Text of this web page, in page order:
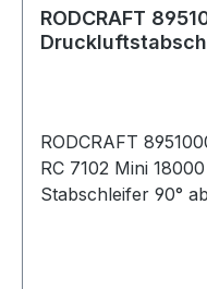
RODCRAFT
RODCRAFT
RC 7102 Mini 18000
Stabschleifer 90°